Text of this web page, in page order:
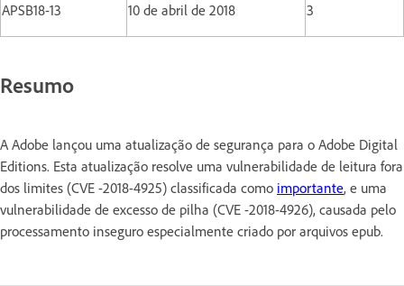
APSB18-13 10 de abril de 2018 3
Resumo
A Adobe lançou uma atualização de segurança para o Adobe Digital
Editions. Esta atualização resolve uma vulnerabilidade de leitura fora
dos limites (CVE -2018-4925) classificada como importante, e uma
vulnerabilidade de excesso de pilha (CVE -2018-4926), causada pelo
processamento inseguro especialmente criado por arquivos epub.